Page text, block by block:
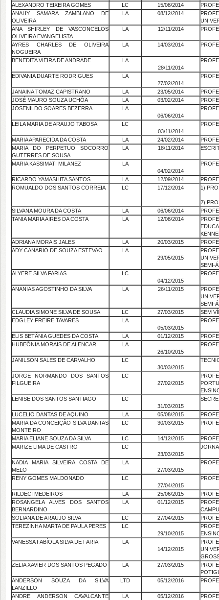
ALEXANDRO TEIXEIRA GOMES
LC 15/08/2014
ANAHY SAMARA ZAMBLANO DE
OLIVEIRA
LA 08/12/2014
ANA SHIRLEY DE VASCONCELOS
OLIVEIRA EVANGELISTA
LA 12/11/2014
AYRES CHARLES DE OLIVEIRA
NOGUEIRA
LA 14/03/2014
BENEDITA VIEIRA DE ANDRADE
LA
28/11/2014
EDIVANIA DUARTE RODRIGUES
LA
27/02/2014
JANAINA TOMAZ CAPISTRANO LA 23/05/2014
JOSÉ MAURO SOUZA UCHÔA
LA 03/02/2014
JOSENILDO SOARES BEZERRA
LA
06/06/2014
LEILA MARIA DE ARAUJO TABOSA
LC
03/11/2014
MARIA APARECIDA DA COSTA LA 24/02/2014
MARIA DO PERPETUO SOCORRO
GUTERRES DE SOUSA
LA 18/11/2014
MARIA KASSIMATI MILANEZ
LA
04/02/2014
RICARDO YAMASHITA SANTOS LA 12/09/2014
ROMUALDO DOS SANTOS CORREIA
LC 17/12/2014 1)
2)
SILVANA MOURA DA COSTA
LA 06/06/2014
TANIA MARIA AIRES DA COSTA
LA 12/08/2014
ADRIANA MORAIS JALES
LA 20/03/2015
ADY CANARIO DE SOUZA ESTEVAO
LA
29/05/2015
SEMI-
ALYERE SILVA FARIAS
LC
04/12/2015
ANANIAS AGOSTINHO DA SILVA LA 26/11/2015
SEMI-
CLAUDIA SIMONE SILVA DE SOUSA
LC 27/03/2015
SEM
EDGLEY FREIRE TAVARES
LA
05/03/2015
ELIS BETÂNIA GUEDES DA COSTA LA 01/12/2015
HUBEÔNIA MORAIS DE ALENCAR
LA
26/10/2015
JANILSON SALES DE CARVALHO
LC
30/03/2015
JORGE NORMANDO DOS SANTOS
FILGUEIRA
LC
27/02/2015
LENISE DOS SANTOS SANTIAGO
LC
31/03/2015
LUCELIO DANTAS DE AQUINO LA 05/08/2015
MARIA DA CONCEIÇÃO SILVA DANTAS
MONTEIRO
LC 30/03/2015
MARIA ELIANE SOUZA DA SILVA LC 14/12/2015
MARIZE LIMA DE CASTRO
LC
23/03/2015
NADIA MARIA SILVEIRA COSTA DE
MELO
LA
27/03/2015
RENY GOMES MALDONADO
LC
27/04/2015
RILDECI MEDEIROS LA 25/06/2015
ROSANGELA ALVES DOS SANTOS
BERNARDINO
LA 01/12/2015
SOLIANA DE ARAUJO SILVA
LC 27/04/2015
TEREZINHA MARTA DE PAULA PERES
LC
29/10/2015
VANESSA FABÍOLA SILVA DE FARIA
LA
14/12/2015
ZELIA XAVIER DOS SANTOS PEGADO
LA 27/03/2015
ANDERSON SOUZA DA SILVA
LANZILLO
LTD 05/12/2016
ANDRE ANDERSON CAVALCANTE
LA 05/12/2016